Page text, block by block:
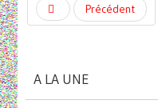
Précédent
A LA UNE